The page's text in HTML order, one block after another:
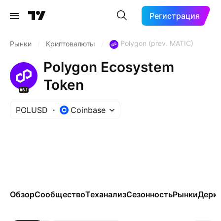
Регистрация
Рынки Криптовалюты Polygon (prev. MATIC)
#61
Polygon Ecosystem
Token
POLUSD Coinbase
ОбзорСообществоТеханализСезонностьРынки